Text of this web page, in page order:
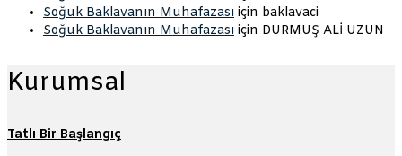
Soğuk Baklavanın Muhafazası için baklavaci
Soğuk Baklavanın Muhafazası için DURMUŞ ALİ UZUN
Kurumsal
Tatlı Bir Başlangıç